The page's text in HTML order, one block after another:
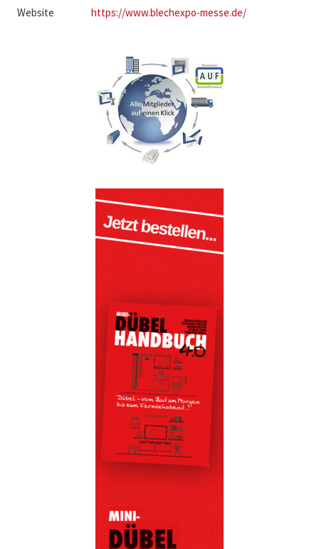
Website https://www.blechexpo-messe.de/